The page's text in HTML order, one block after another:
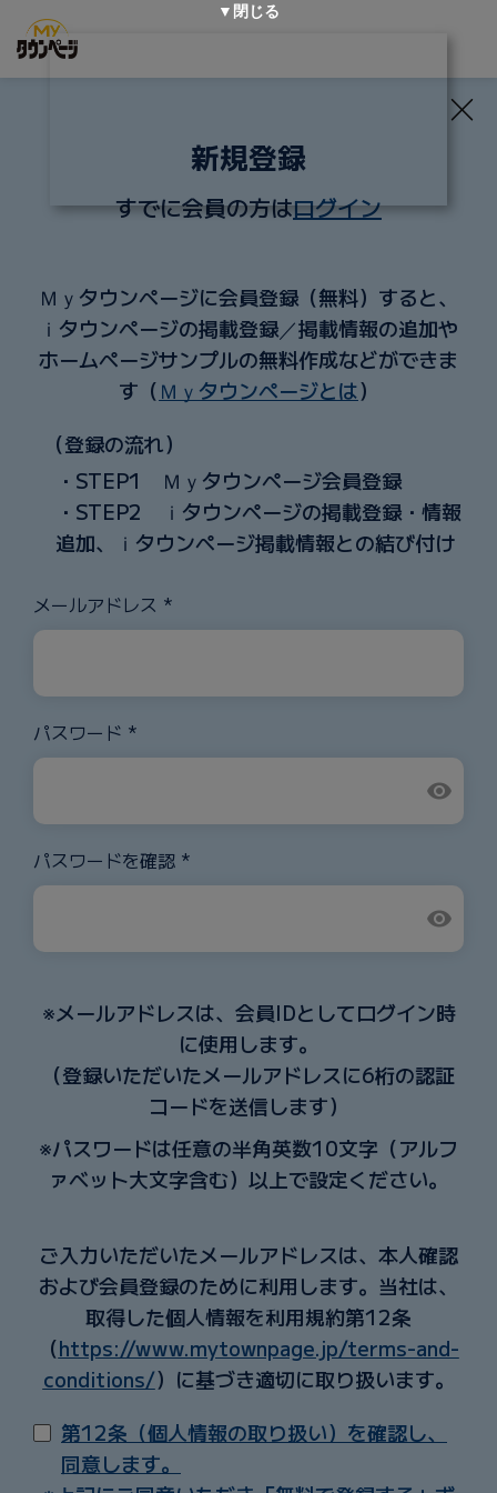
新規登録
すでに会員の方はログイン
Ｍｙタウンページに会員登録（無料）すると、
ｉタウンページの掲載登録／掲載情報の追加や
ホームページサンプルの無料作成などができま
す（Ｍｙタウンページとは）
（登録の流れ）
・STEP1 Ｍｙタウンページ会員登録
・STEP2 ｉタウンページの掲載登録・情報
追加、ｉタウンページ掲載情報との結び付け
メールアドレス *
パスワード *
visibility
パスワードを確認 *
visibility
※メールアドレスは、会員IDとしてログイン時
に使用します。
（登録いただいたメールアドレスに6桁の認証
コードを送信します）
※パスワードは任意の半角英数10文字（アルフ
ァベット大文字含む）以上で設定ください。
ご入力いただいたメールアドレスは、本人確認
および会員登録のために利用します。当社は、
取得した個人情報を利用規約第12条
（https://www.mytownpage.jp/terms-and-
conditions/）に基づき適切に取り扱います。
第12条（個人情報の取り扱い）を確認し、
同意します。
▼閉じる